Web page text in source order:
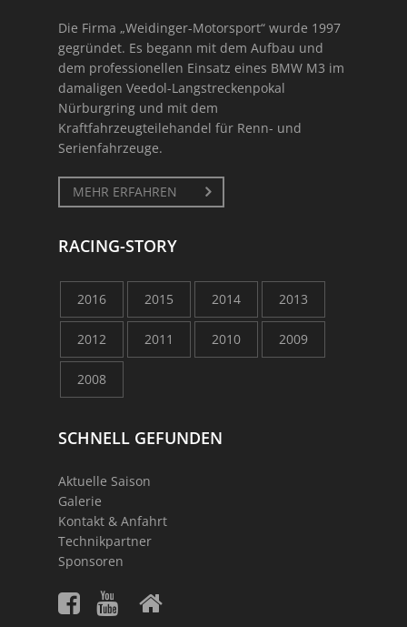
Die Firma „Weidinger-Motorsport“ wurde 1997
gegründet. Es begann mit dem Aufbau und
dem professionellen Einsatz eines BMW M3 im
damaligen Veedol-Langstreckenpokal
Nürburgring und mit dem
Kraftfahrzeugteilehandel für Renn- und
Serienfahrzeuge.
MEHR ERFAHREN
RACING-STORY
2016 2015 2014 2013
2012 2011 2010 2009
2008
SCHNELL GEFUNDEN
Aktuelle Saison
Galerie
Kontakt & Anfahrt
Technikpartner
Sponsoren